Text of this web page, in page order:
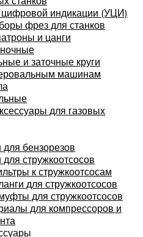
цифровой индикации (УЦИ)
фрез для станков
и цанги
и заточные круги
машинам
для газовых
бензорезов
стружкоотсосов
к стружкоотсосам
для стружкоотсосов
для стружкоотсосов
для компрессоров и